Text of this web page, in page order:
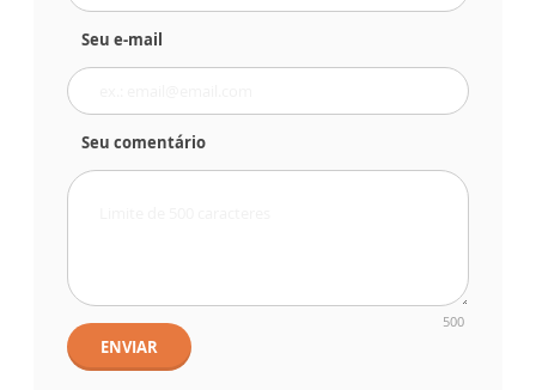
Seu e-mail
Seu comentário
500
ENVIAR